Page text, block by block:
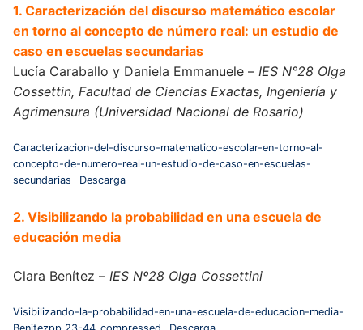
1. Caracterización del discurso matemático escolar
en torno al concepto de número real: un estudio de
caso en escuelas secundarias
Lucía Caraballo y Daniela Emmanuele – IES N°28 Olga
Cossettin, Facultad de Ciencias Exactas, Ingeniería y
Agrimensura (Universidad Nacional de Rosario)
Caracterizacion-del-discurso-matematico-escolar-en-torno-al-
concepto-de-numero-real-un-estudio-de-caso-en-escuelas-
secundarias
Descarga
2. Visibilizando la probabilidad en una escuela de
educación media
Clara Benítez – IES Nº28 Olga Cossettini
Visibilizando-la-probabilidad-en-una-escuela-de-educacion-media-